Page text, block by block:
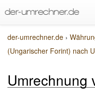
der-umrechner.de ›
(Ungarischer Forint) nach
Umrechnung